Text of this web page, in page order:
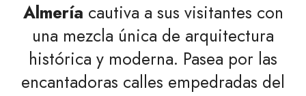
Almería cautiva a sus visitantes con
una mezcla única de arquitectura
histórica y moderna. Pasea por las
encantadoras calles empedradas del